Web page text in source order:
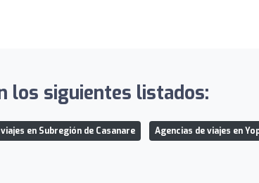
los siguientes listados:
en Subregión de Casanare Agencias de viajes en